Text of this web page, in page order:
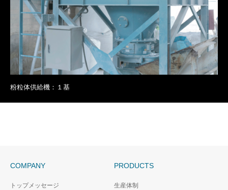
粉粒体供給機：１基
COMPANY
トップメッセージ
PRODUCTS
生産体制